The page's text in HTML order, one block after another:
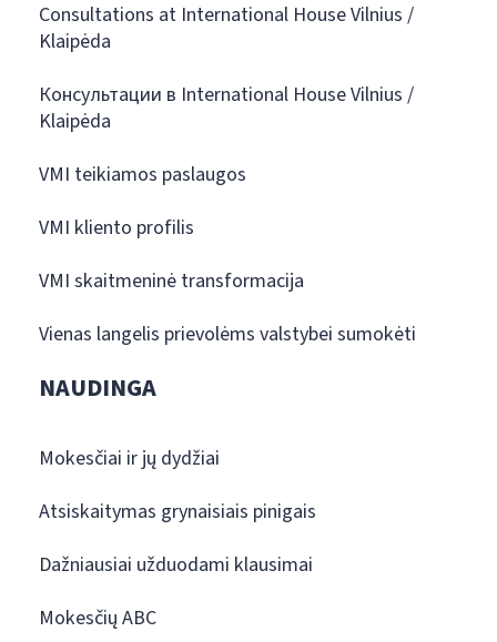
Consultations at International House Vilnius /
Klaipėda
Консультации в International House Vilnius /
Klaipėda
VMI teikiamos paslaugos
VMI kliento profilis
VMI skaitmeninė transformacija
Vienas langelis prievolėms valstybei sumokėti
NAUDINGA
Mokesčiai ir jų dydžiai
Atsiskaitymas grynaisiais pinigais
Dažniausiai užduodami klausimai
Mokesčių ABC